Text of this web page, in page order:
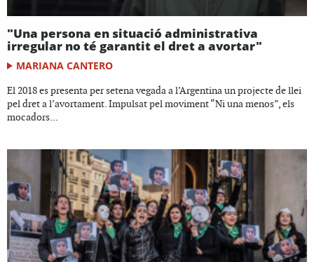
"Una persona en situació administrativa
irregular no té garantit el dret a avortar"
MARIANA CANTERO
El 2018 es presenta per setena vegada a l’Argentina un projecte de llei
pel dret a l’avortament. Impulsat pel moviment “Ni una menos”, els
mocadors...